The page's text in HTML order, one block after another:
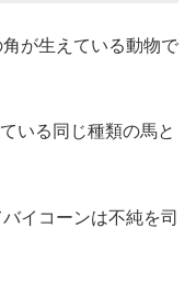
が生えている動物で
いる同じ種類の馬と
イコーンは不純を司